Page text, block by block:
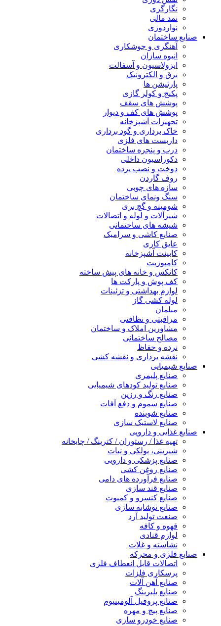
نگارگری
نمد مالی
نواردوزی
صنایع ساختمان
آهنگری و جوشکاری
انبوه سازان
ایزولاسیون و آسفالت
برق و الکترونیک
پارتیشن ها
پکیج و کولر گازی
پوشش های سقف
پوشش های کف و دیوار
تجهیزات آشپزخانه
خاک برداری و گود برداری
داربست های فلزی
درب و پنجره ساختمان
دکوراسیون داخلی
دوخت و نصب پرده
روف گاردن
سازه های چوبی
سنگ ونمای ساختمان
شومینه و گچ بری
شیرآلات و لوله و اتصالات
شیشه های ساختمانی
صنایع کاشی و سرامیک
عایق کاری
کابینت آشپزخانه
کامپوزیت
کانکس و خانه های پیش ساخته
کف پوش و پارکت ها
لوازم بهداشتی و تزئینات
لوله کشی گاز
مبلمان
مراقبتی و نظافتی
مشاورین املاک و ساختمان
مصالح ساختمانی
نرده و حفاظ
نقشه برداری و نقشه کشی
صنایع شیمیایی
صنایع پلیمری
صنایع تولید کودهای شیمیایی
صنایع رنگ و رزین
صنایع سموم و دفع آفات
صنایع شوینده
صنایع لاستیک سازی
صنایع غذایی و دارویی
تهیه غذا / رستوران / کترینگ / چایخانه
شیرینی، پولکی و نبات
صنایع پزشکی و دارویی
صنایع روغن کشی
صنایع فرآورده های دامی
صنایع قند سازی
صنایع کنسرو و کمپوت
صنایع نوشابه سازی
صنعت تولید آرد
قهوه و کافه
لوازم قنادی
نشاسته و غلات
صنایع فلزی و محرکه
اتصالات قابل انعطاف فلزی
پرسکاری فلزات
صنایع آهن آلات
صنایع بلبرینگ
صنایع پروفیل آلومینیوم
صنایع پیچ و مهره
صنایع خودرو سازی